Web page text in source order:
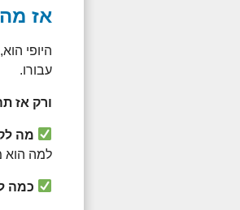
אז
היופי
עבורו.
ורק אז
מה
למה הוא
כמה